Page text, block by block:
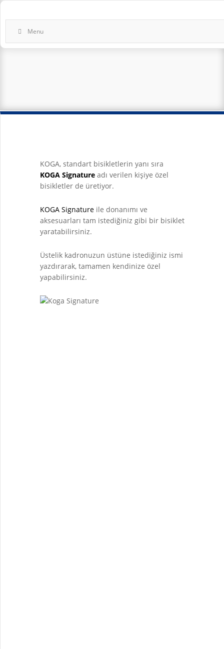
Menu
KOGA, standart bisikletlerin yanı sıra
KOGA Signature adı verilen kişiye özel
bisikletler de üretiyor.
KOGA Signature ile donanımı ve
aksesuarları tam istediğiniz gibi bir bisiklet
yaratabilirsiniz.
Üstelik kadronuzun üstüne istediğiniz ismi
yazdırarak, tamamen kendinize özel
yapabilirsiniz.